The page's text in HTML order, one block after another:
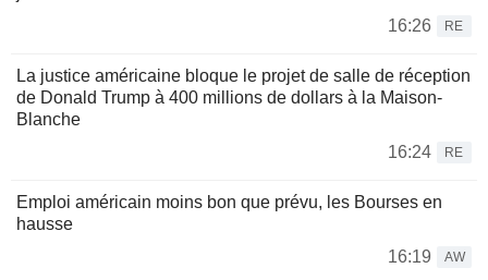
16:26
RE
La justice américaine bloque le projet de salle de réception
de Donald Trump à 400 millions de dollars à la Maison-
Blanche
16:24
RE
Emploi américain moins bon que prévu, les Bourses en
hausse
16:19
AW